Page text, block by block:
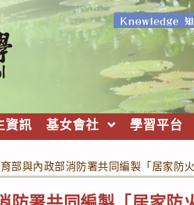
資訊 基女會社 學習平台
部與內政部消防署共同編製「居家防